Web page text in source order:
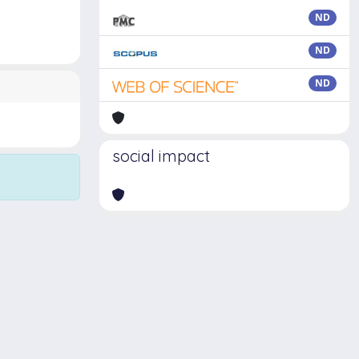
ND
ND
ND
social impact